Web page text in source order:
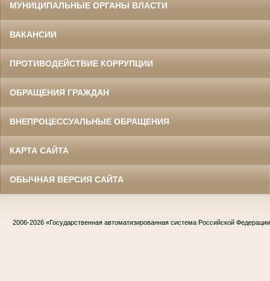
МУНИЦИПАЛЬНЫЕ ОРГАНЫ ВЛАСТИ
ВАКАНСИИ
ПРОТИВОДЕЙСТВИЕ КОРРУПЦИИ
ОБРАЩЕНИЯ ГРАЖДАН
ВНЕПРОЦЕССУАЛЬНЫЕ ОБРАЩЕНИЯ
КАРТА САЙТА
ОБЫЧНАЯ ВЕРСИЯ САЙТА
2006-2026 «Государственная автоматизированная система Российской